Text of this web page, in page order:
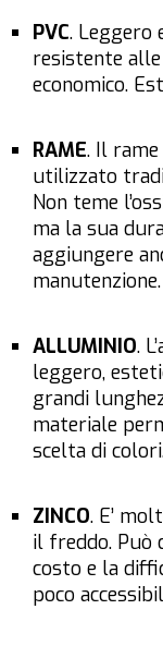
PVC. Leggero
resistente
economico.
RAME. Il
utilizzato
Non teme
ma la sua
aggiungere
manutenzione.
ALLUMINIO.
leggero,
grandi
materiale
scelta di
ZINCO. E’
il freddo. Può
costo e la
poco